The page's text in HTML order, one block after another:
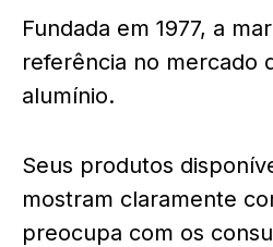
Fundada em 1977, a
referência no mercado
alumínio.
Seus produtos
mostram claramente
preocupa com os